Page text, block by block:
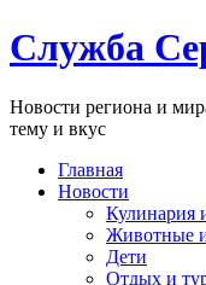
Служба
Новости региона и
тему и вкус
Главная
Новости
Кулинария
Животные
Дети
Отдых и